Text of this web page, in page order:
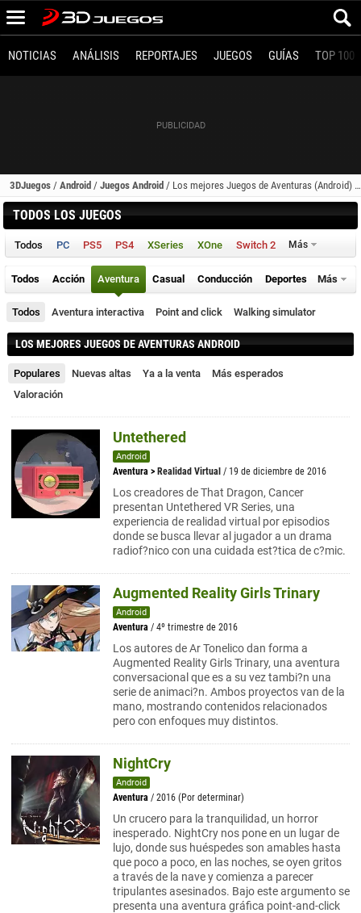
NOTICIAS ANÁLISIS REPORTAJES JUEGOS GUÍAS TOP 100
3DJuegos / Android / Juegos Android / Los mejores Juegos de Aventuras (Android) - Página 3
TODOS LOS JUEGOS
Todos PC PS5 PS4 XSeries XOne Switch 2 Más
Todos Acción Aventura Casual Conducción Deportes Más
Todos Aventura interactiva Point and click Walking simulator
LOS MEJORES JUEGOS DE AVENTURAS ANDROID
Populares Nuevas altas Ya a la venta
Más esperados
Valoración
Untethered
Android
Aventura > Realidad Virtual / 19 de diciembre de 2016
Los creadores de That Dragon, Cancer
presentan Untethered VR Series, una
experiencia de realidad virtual por episodios
donde se busca llevar al jugador a un drama
radiof?nico con una cuidada est?tica de c?mic.
Augmented Reality Girls Trinary
Android
Aventura / 4º trimestre de 2016
Los autores de Ar Tonelico dan forma a
Augmented Reality Girls Trinary, una aventura
conversacional que es a su vez tambi?n una
serie de animaci?n. Ambos proyectos van de la
mano, mostrando contenidos relacionados
pero con enfoques muy distintos.
NightCry
Android
Aventura / 2016 (Por determinar)
Un crucero para la tranquilidad, un horror
inesperado. NightCry nos pone en un lugar de
lujo, donde sus huéspedes son amables hasta
que poco a poco, en las noches, se oyen gritos
a través de la nave y comienza a parecer
tripulantes asesinados. Bajo este argumento se
presenta una aventura gráfica point-and-click